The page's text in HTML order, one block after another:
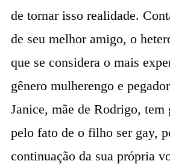
de tornar isso realidade.
de seu melhor amigo, o
que se considera o mais
gênero mulherengo e
Janice, mãe de Rodrigo, tem
pelo fato de o filho ser gay,
continuação da sua própria